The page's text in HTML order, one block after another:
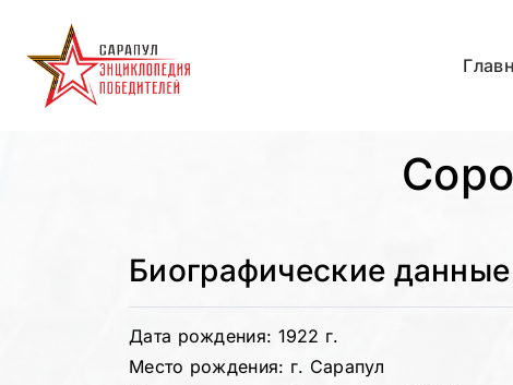
Биографические данные
Дата рождения: 1922 г.
Место рождения: г. Сарапул